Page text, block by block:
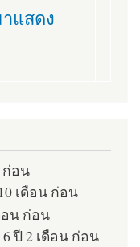
แสดง
ก่อน
เดือน ก่อน
อน ก่อน
6 ปี 2 เดือน ก่อน